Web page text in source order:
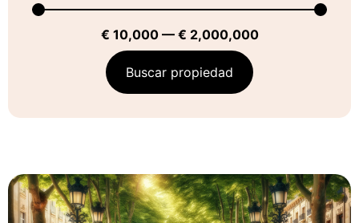
€ 10,000 — € 2,000,000
Buscar propiedad